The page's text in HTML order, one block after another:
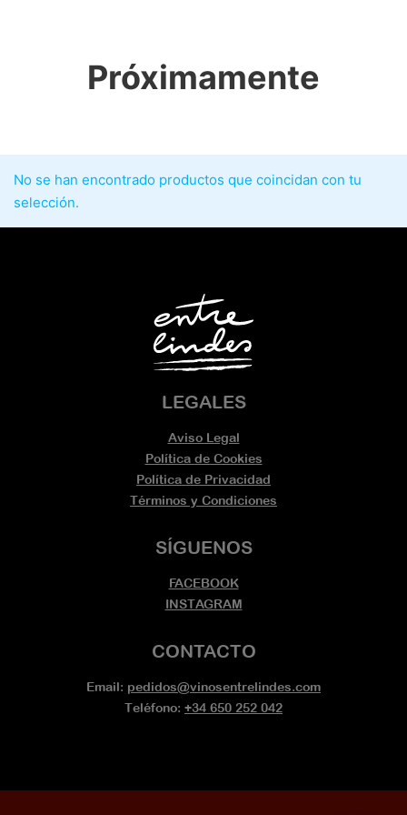
Próximamente
No se han encontrado productos que coincidan con tu
selección.
LEGALES
Aviso Legal
Política de Cookies
Política de Privacidad
Términos y Condiciones
SÍGUENOS
FACEBOOK
INSTAGRAM
CONTACTO
Email: pedidos@vinosentrelindes.com
Teléfono: +34 650 252 042